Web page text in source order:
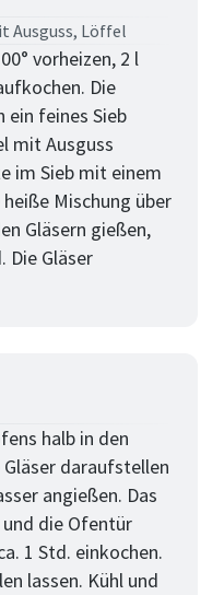
Ausguss, Löffel
vorheizen, 2 l
Die
ein feines Sieb
mit Ausguss
im Sieb mit einem
Mischung über
Gläsern gießen,
Die Gläser
halb in den
daraufstellen
angießen. Das
und die Ofentür
1 Std. einkochen.
lassen. Kühl und